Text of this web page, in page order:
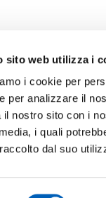
sito web utilizza i
i cookie per
per analizzare il
il nostro sito con i
i quali
dal suo
ALUMNI
PARMA